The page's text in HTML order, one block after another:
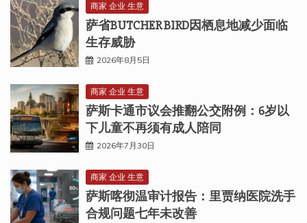
商家 企业 生意
萨省BUTCHER BIRD因栖息地减少面临
生存威胁
2026年8月5日
商家 企业 生意
萨斯卡通市议会推翻公交附例：6岁以
下儿童不再须有成人陪同
2026年7月30日
商家 企业 生意
萨斯喀彻温审计报告：里贾纳医院洗手
合规问题七年未改善